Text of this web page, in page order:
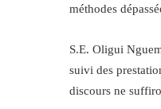
méthodes
S.E. Oligui
suivi des
discours ne